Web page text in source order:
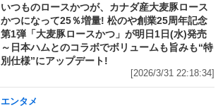
いつものロースかつが、カナダ産大麦豚ロース
かつになって25％増量! 松のや創業25周年記念
第1弾「大麦豚ロースかつ」が明日1日(水)発売
～日本ハムとのコラボでボリュームも旨みも“特
別仕様”にアップデート!
[2026/3/31 22:18:34]
エンタメ